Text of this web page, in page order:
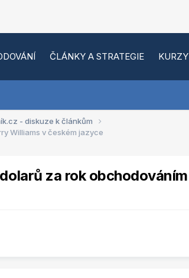
ČLÁNKY A STRATEGIE KURZY
- diskuze k článkům
Williams v českém jazyce
za rok